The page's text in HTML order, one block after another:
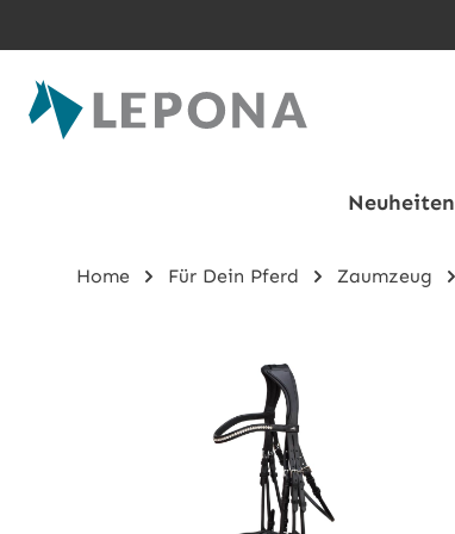
Neuheiten
Home Für Dein Pferd Zaumzeug
Bildergalerie überspringen